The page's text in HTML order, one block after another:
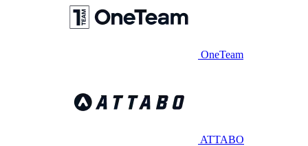
OneTeam
ATTABO